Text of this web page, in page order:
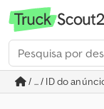
/ ... / ID do